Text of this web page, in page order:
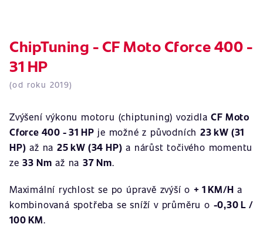
ChipTuning - CF Moto Cforce 400 -
31 HP
(od roku 2019)
Zvýšení výkonu motoru (chiptuning) vozidlaCF Moto
Cforce 400 - 31 HP je možné z původních23 kW (31
HP) až na25 kW (34 HP) a nárůst točivého momentu
ze33 Nm až na37 Nm.
Maximální rychlost se po úpravě zvýší o + 1 KM/H a
kombinovaná spotřeba se sníží v průměru o -0,30 L /
100 KM.